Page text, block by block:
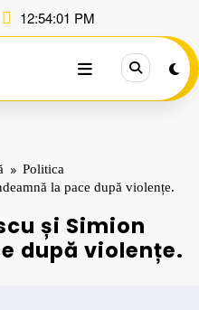
12:54:02 PM
Politica
la pace după violențe.
și Simion
după violențe.